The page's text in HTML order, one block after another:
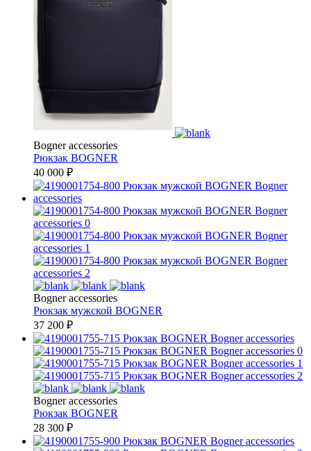
Bogner accessories
Рюкзак BOGNER
40 000 ₽
Bogner accessories
Рюкзак мужской BOGNER
37 200 ₽
Bogner accessories
Рюкзак BOGNER
28 300 ₽